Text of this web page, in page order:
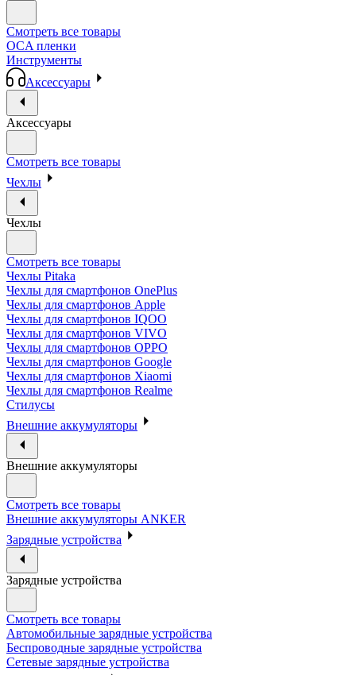
Смотреть все товары
OCA пленки
Инструменты
Аксессуары
Аксессуары
Смотреть все товары
Чехлы
Чехлы
Смотреть все товары
Чехлы Pitaka
Чехлы для смартфонов OnePlus
Чехлы для смартфонов Apple
Чехлы для смартфонов IQOO
Чехлы для смартфонов VIVO
Чехлы для смартфонов OPPO
Чехлы для смартфонов Google
Чехлы для смартфонов Xiaomi
Чехлы для смартфонов Realme
Стилусы
Внешние аккумуляторы
Внешние аккумуляторы
Смотреть все товары
Внешние аккумуляторы ANKER
Зарядные устройства
Зарядные устройства
Смотреть все товары
Автомобильные зарядные устройства
Беспроводные зарядные устройства
Сетевые зарядные устройства